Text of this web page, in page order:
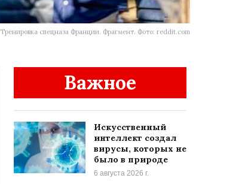
Тренировка спецназа Франции. Фрагмент. Фото: reddit.com
Важное
Искусственный
интеллект создал
вирусы, которых не
было в природе
6 августа 2026 г.